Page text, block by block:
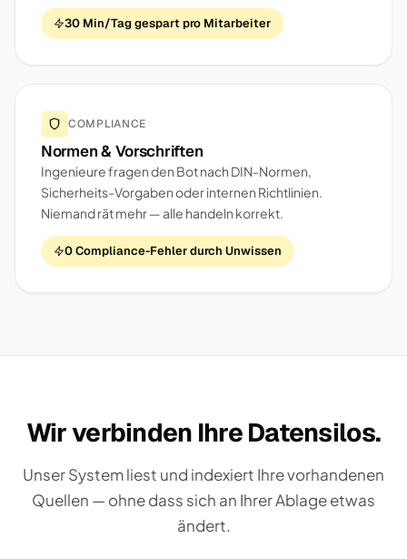
30 Min/Tag gespart pro Mitarbeiter
COMPLIANCE
Normen & Vorschriften
Ingenieure fragen den Bot nach DIN-Normen,
Sicherheits-Vorgaben oder internen Richtlinien.
Niemand rät mehr — alle handeln korrekt.
0 Compliance-Fehler durch Unwissen
Wir verbinden Ihre Datensilos.
Unser System liest und indexiert Ihre vorhandenen
Quellen — ohne dass sich an Ihrer Ablage etwas
ändert.